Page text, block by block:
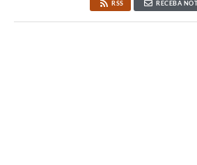
RSS RECEBA